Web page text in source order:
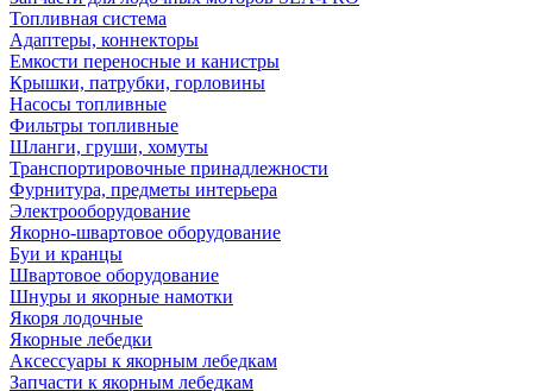
Топливная система
Адаптеры, коннекторы
Емкости переносные и канистры
Крышки, патрубки, горловины
Насосы топливные
Фильтры топливные
Шланги, груши, хомуты
Транспортировочные принадлежности
Фурнитура, предметы интерьера
Электрооборудование
Якорно-швартовое оборудование
Буи и кранцы
Швартовое оборудование
Шнуры и якорные намотки
Якоря лодочные
Якорные лебедки
Аксессуары к якорным лебедкам
Запчасти к якорным лебедкам